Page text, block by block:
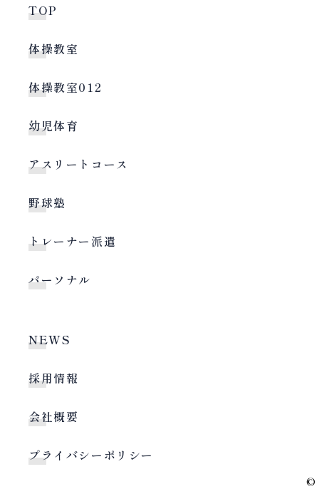
TOP
体操教室
体操教室012
幼児体育
アスリートコース
野球塾
トレーナー派遣
パーソナル
NEWS
採用情報
会社概要
プライバシーポリシー